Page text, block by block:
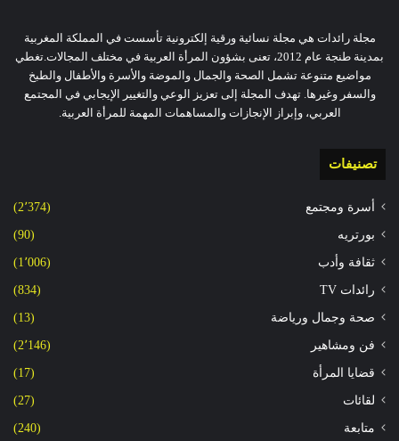
مجلة رائدات هي مجلة نسائية ورقية إلكترونية تأسست في المملكة المغربية
بمدينة طنجة عام 2012، تعنى بشؤون المرأة العربية في مختلف المجالات.تغطي
مواضيع متنوعة تشمل الصحة والجمال والموضة والأسرة والأطفال والطبخ
والسفر وغيرها. تهدف المجلة إلى تعزيز الوعي والتغيير الإيجابي في المجتمع
العربي، وإبراز الإنجازات والمساهمات المهمة للمرأة العربية.
تصنيفات
أسرة ومجتمع (2٬374)
بورتريه (90)
ثقافة وأدب (1٬006)
رائدات TV (834)
صحة وجمال ورياضة (13)
فن ومشاهير (2٬146)
قضايا المرأة (17)
لقائات (27)
متابعة (240)